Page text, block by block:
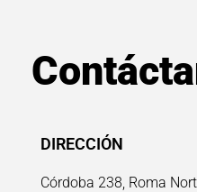
DIRECCIÓN
Córdoba 238, Roma